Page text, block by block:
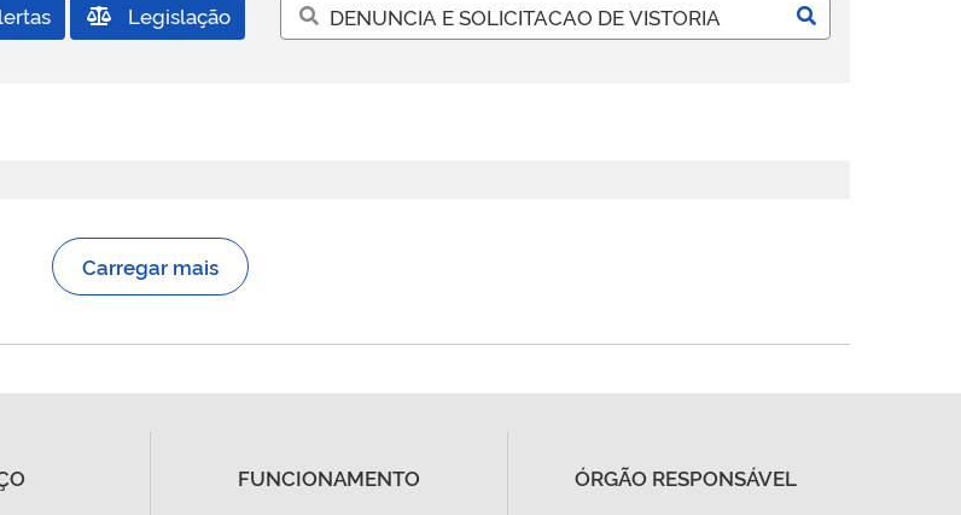
Legislação
Carregar mais
FUNCIONAMENTO
ÓRGÃO RESPONSÁVEL